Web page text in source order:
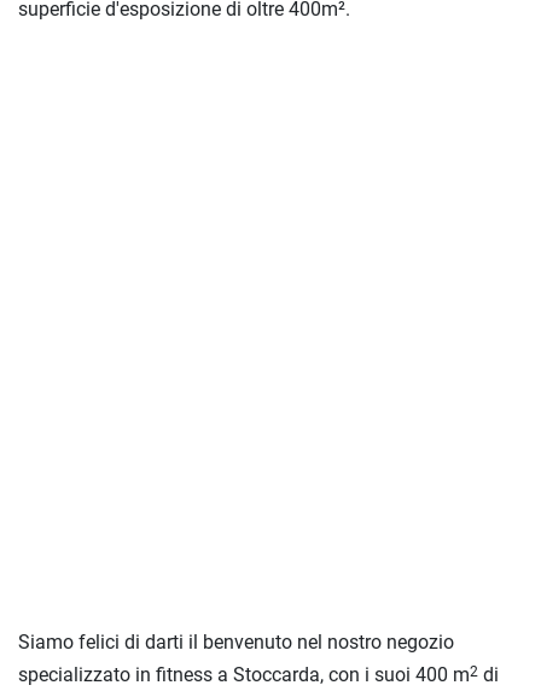
superficie d'esposizione di oltre 400m².
Siamo felici di darti il benvenuto nel nostro negozio
specializzato in fitness a Stoccarda, con i suoi 400 m2 di